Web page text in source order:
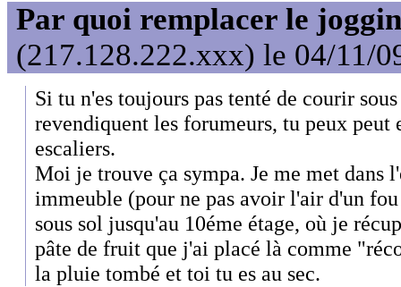
Par quoi remplacer le
(217.128.222.xxx) le 04/11/
Si tu n'es toujours pas tenté de courir
revendiquent les forumeurs, tu peux peut
escaliers.
Moi je trouve ça sympa. Je me met dans
immeuble (pour ne pas avoir l'air d'un
sous sol jusqu'au 10éme étage, où je
pâte de fruit que j'ai placé là comme
la pluie tombé et toi tu es au sec.